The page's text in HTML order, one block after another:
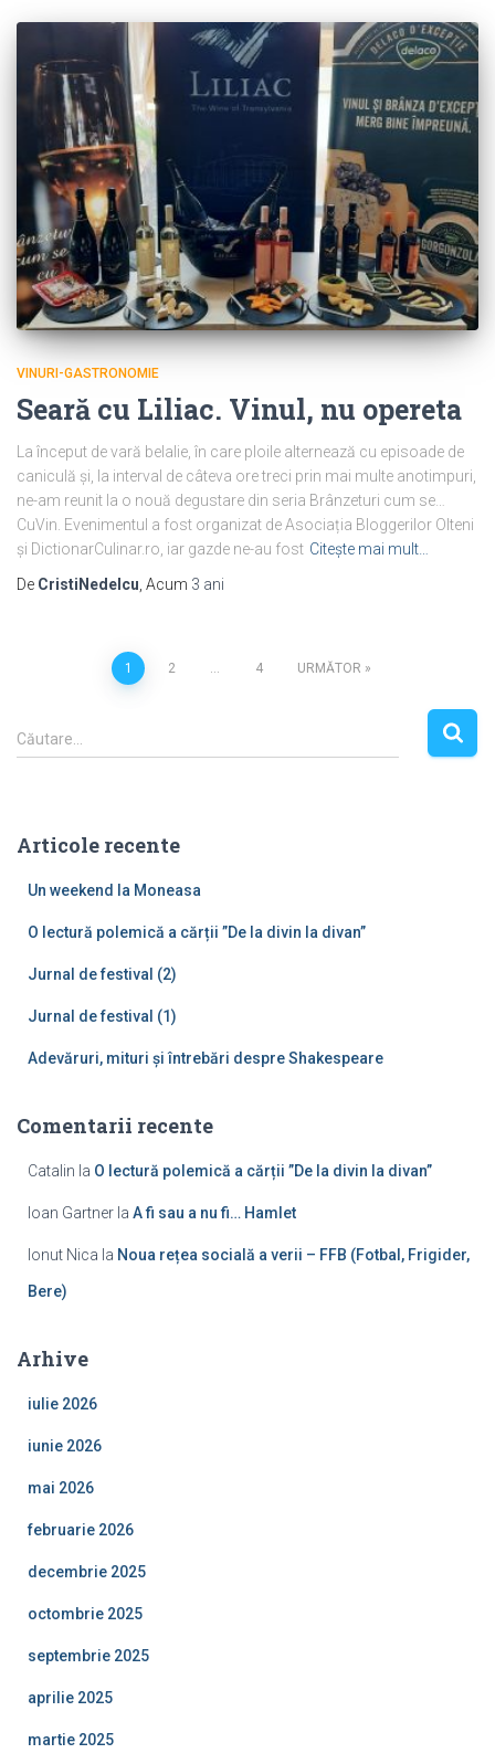
VINURI-GASTRONOMIE
Seară cu Liliac. Vinul, nu opereta
La început de vară belalie, în care ploile alternează cu episoade de
caniculă și, la interval de câteva ore treci prin mai multe anotimpuri,
ne-am reunit la o nouă degustare din seria Brânzeturi cum se…
CuVin. Evenimentul a fost organizat de Asociația Bloggerilor Olteni
și DictionarCulinar.ro, iar gazde ne-au fost Citește mai mult…
De CristiNedelcu , Acum 3 ani
pagination
1 2 … 4 URMĂTOR
C
a
d
Căutare…
Articole recente
Un weekend la Moneasa
O lectură polemică a cărții ”De la divin la divan”
Jurnal de festival (2)
Jurnal de festival (1)
Adevăruri, mituri și întrebări despre Shakespeare
Comentarii recente
Catalin la O lectură polemică a cărții ”De la divin la divan”
Ioan Gartner la A fi sau a nu fi… Hamlet
Ionut Nica la Noua rețea socială a verii – FFB (Fotbal, Frigider,
Bere)
Arhive
iulie 2026
iunie 2026
mai 2026
februarie 2026
decembrie 2025
octombrie 2025
septembrie 2025
aprilie 2025
martie 2025